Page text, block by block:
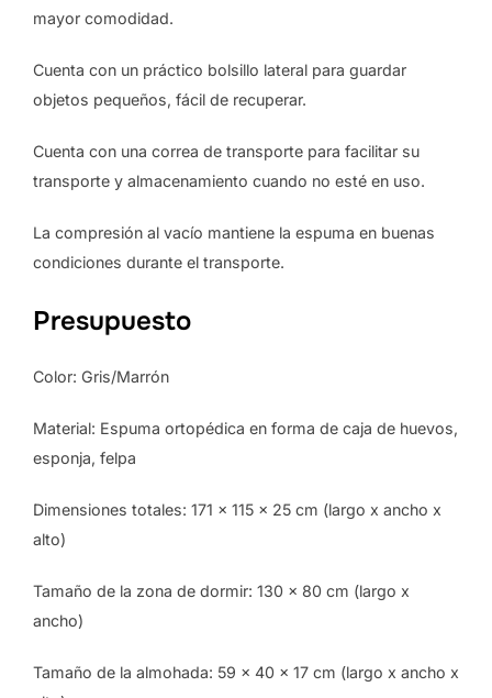
mayor comodidad.
Cuenta con un práctico bolsillo lateral para guardar
objetos pequeños, fácil de recuperar.
Cuenta con una correa de transporte para facilitar su
transporte y almacenamiento cuando no esté en uso.
La compresión al vacío mantiene la espuma en buenas
condiciones durante el transporte.
Presupuesto
Color: Gris/Marrón
Material: Espuma ortopédica en forma de caja de huevos,
esponja, felpa
Dimensiones totales: 171 x 115 x 25 cm (largo x ancho x
alto)
Tamaño de la zona de dormir: 130 x 80 cm (largo x
ancho)
Tamaño de la almohada: 59 x 40 x 17 cm (largo x ancho x